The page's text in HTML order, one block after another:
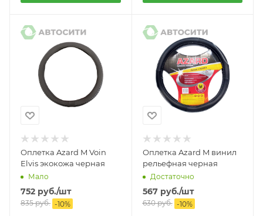
Оплетка Azard M Voin
Elvis экокожа черная
Мало
752 руб./шт
835руб. -10%
Оплетка Azard M винил
рельефная черная
Достаточно
567руб./шт
630руб. -10%